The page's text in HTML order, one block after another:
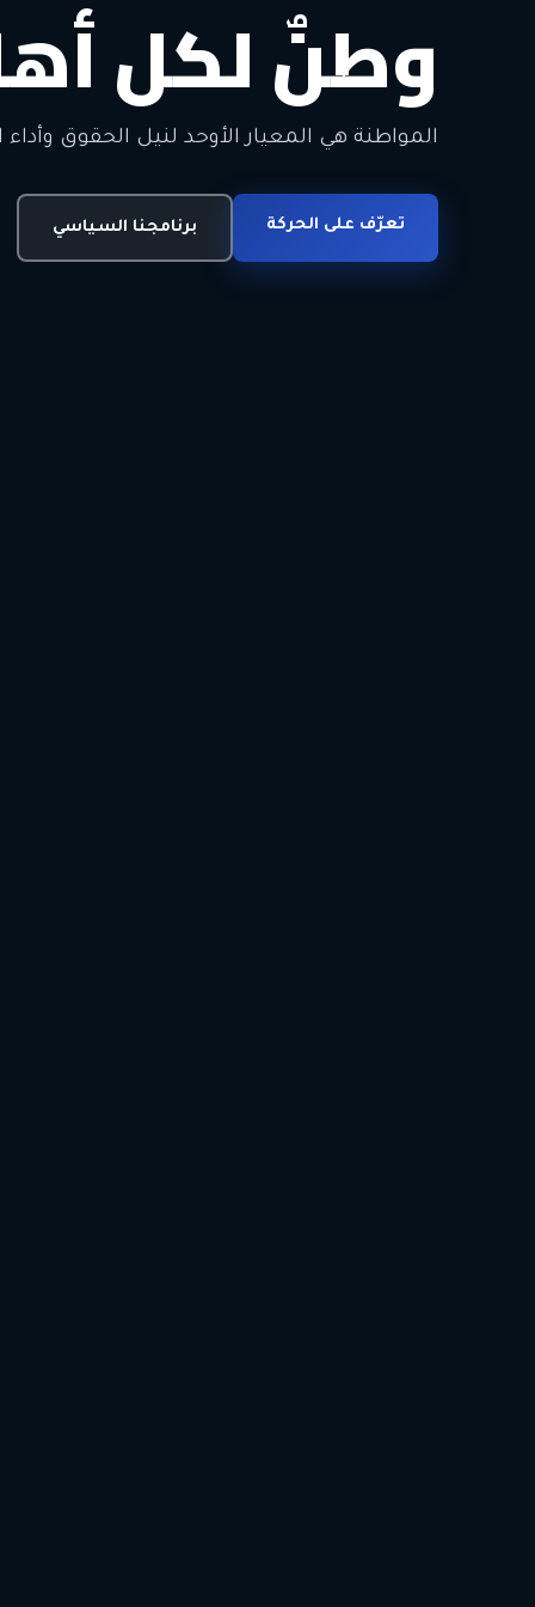
وطنٌ لكل
المواطنة هي المعيار الأوحد لنيل الحقوق وأداء
تعرّف على الحركة برنامجنا السياسي
معاً من أجل
الحرية • الوحدة • السلام • الديمقراطية
انضم للحركة اتصل بنا